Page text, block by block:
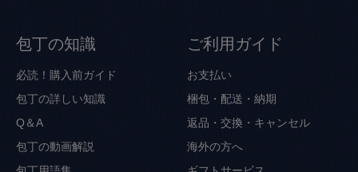
包丁の知識
必読！購入前ガイド
包丁の詳しい知識
Q＆A
包丁の動画解説
ご利用ガイド
お支払い
梱包・配送・納期
返品・交換・キャンセル
海外の方へ